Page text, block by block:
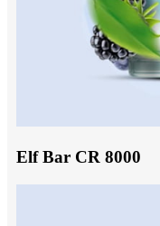
Elf Bar CR 8000